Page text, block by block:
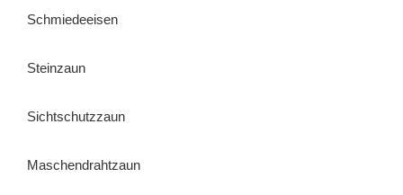
Schmiedeeisen
Steinzaun
Sichtschutzzaun
Maschendrahtzaun